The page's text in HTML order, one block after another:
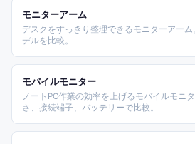
モニターアーム
デスクをすっきり整理できるモニターアー
デルを比較。
モバイルモニター
ノートPC作業の効率を上げるモバイルモニ
さ、接続端子、バッテリーで比較。